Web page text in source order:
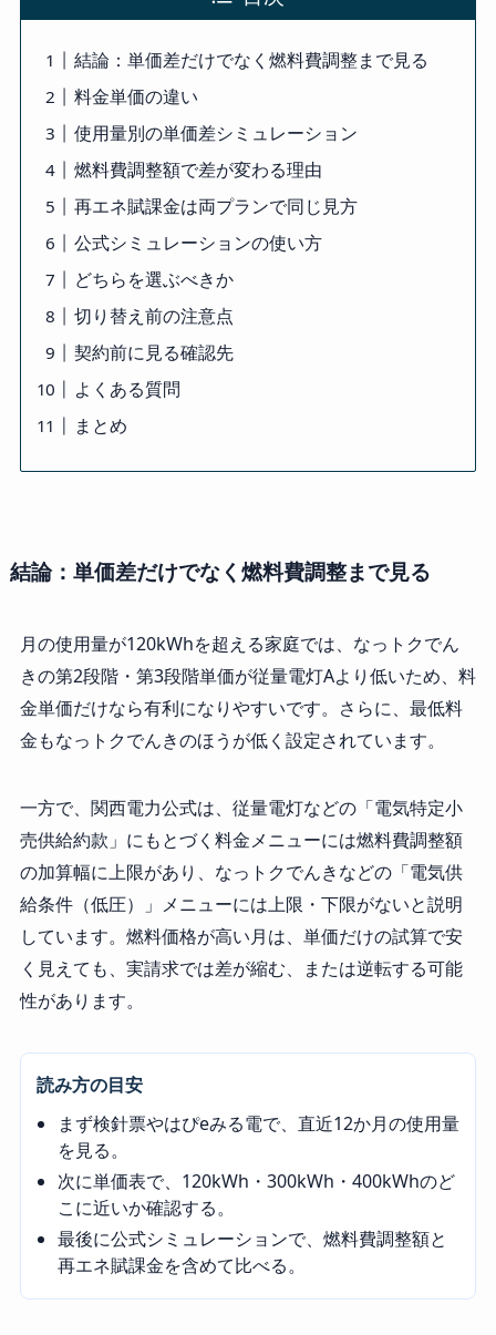
結論：単価差だけでなく燃料費調整まで見る
料金単価の違い
使用量別の単価差シミュレーション
燃料費調整額で差が変わる理由
再エネ賦課金は両プランで同じ見方
公式シミュレーションの使い方
どちらを選ぶべきか
切り替え前の注意点
契約前に見る確認先
よくある質問
まとめ
結論：単価差だけでなく燃料費調整まで見る
月の使用量が120kWhを超える家庭では、なっトクでん
きの第2段階・第3段階単価が従量電灯Aより低いため、料
金単価だけなら有利になりやすいです。さらに、最低料
金もなっトクでんきのほうが低く設定されています。
一方で、関西電力公式は、従量電灯などの「電気特定小
売供給約款」にもとづく料金メニューには燃料費調整額
の加算幅に上限があり、なっトクでんきなどの「電気供
給条件（低圧）」メニューには上限・下限がないと説明
しています。燃料価格が高い月は、単価だけの試算で安
く見えても、実請求では差が縮む、または逆転する可能
性があります。
読み方の目安
まず検針票やはぴeみる電で、直近12か月の使用量
を見る。
次に単価表で、120kWh・300kWh・400kWhのど
こに近いか確認する。
最後に公式シミュレーションで、燃料費調整額と
再エネ賦課金を含めて比べる。